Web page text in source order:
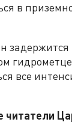
в
все
читатели